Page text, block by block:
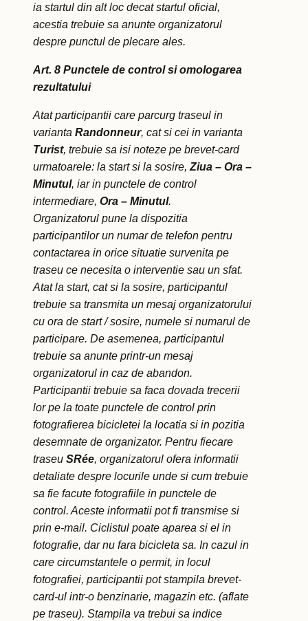
ia startul din alt loc decat startul oficial,
acestia trebuie sa anunte organizatorul
despre punctul de plecare ales.
Art. 8 Punctele de control si omologarea
rezultatului
Atat participantii care parcurg traseul in
varianta Randonneur, cat si cei in varianta
Turist, trebuie sa isi noteze pe brevet-card
urmatoarele: la start si la sosire, Ziua – Ora –
Minutul, iar in punctele de control
intermediare, Ora – Minutul.
Organizatorul pune la dispozitia
participantilor un numar de telefon pentru
contactarea in orice situatie survenita pe
traseu ce necesita o interventie sau un sfat.
Atat la start, cat si la sosire, participantul
trebuie sa transmita un mesaj organizatorului
cu ora de start / sosire, numele si numarul de
participare. De asemenea, participantul
trebuie sa anunte printr-un mesaj
organizatorul in caz de abandon.
Participantii trebuie sa faca dovada trecerii
lor pe la toate punctele de control prin
fotografierea bicicletei la locatia si in pozitia
desemnate de organizator. Pentru fiecare
traseu SRée, organizatorul ofera informatii
detaliate despre locurile unde si cum trebuie
sa fie facute fotografiile in punctele de
control. Aceste informatii pot fi transmise si
prin e-mail. Ciclistul poate aparea si el in
fotografie, dar nu fara bicicleta sa. In cazul in
care circumstantele o permit, in locul
fotografiei, participantii pot stampila brevet-
card-ul intr-o benzinarie, magazin etc. (aflate
pe traseu). Stampila va trebui sa indice